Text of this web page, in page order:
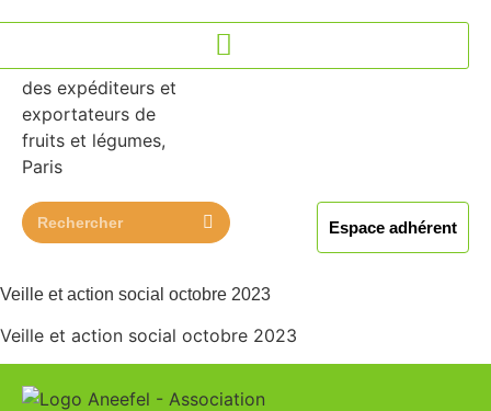
principal
Espace adhérent
Veille et action social octobre 2023
Veille et action social octobre 2023